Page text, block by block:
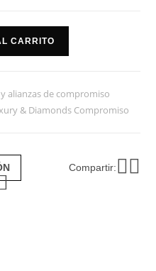
CARRITO
alianzas de compromiso
& Diamonds Compromiso
Compartir: